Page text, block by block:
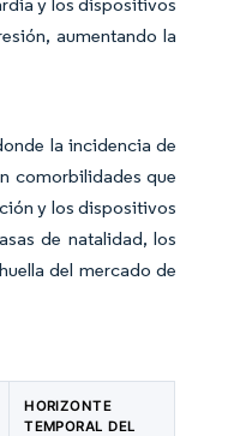
aumentando la
la incidencia de
comorbilidades que
y los dispositivos
de natalidad, los
del mercado de
HORIZONTE
TEMPORAL DEL